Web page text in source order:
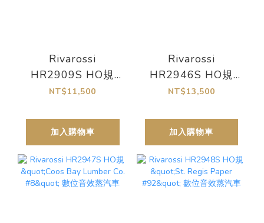
Rivarossi
HR2909S HO規
FS, KLV 53 數位音
NT$11,500
加入購物車
Rivarossi
HR2946S HO規
"McCloud River
音效蒸汽車
NT$13,500
加入購物車